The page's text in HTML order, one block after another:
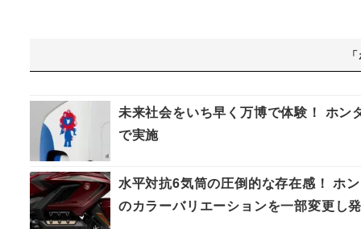
未来社会をいち早く万博で体験！ ホ
で実施
水平対抗6気筒の圧倒的な存在感！ ホ
のカラーバリエーションを一部変更し